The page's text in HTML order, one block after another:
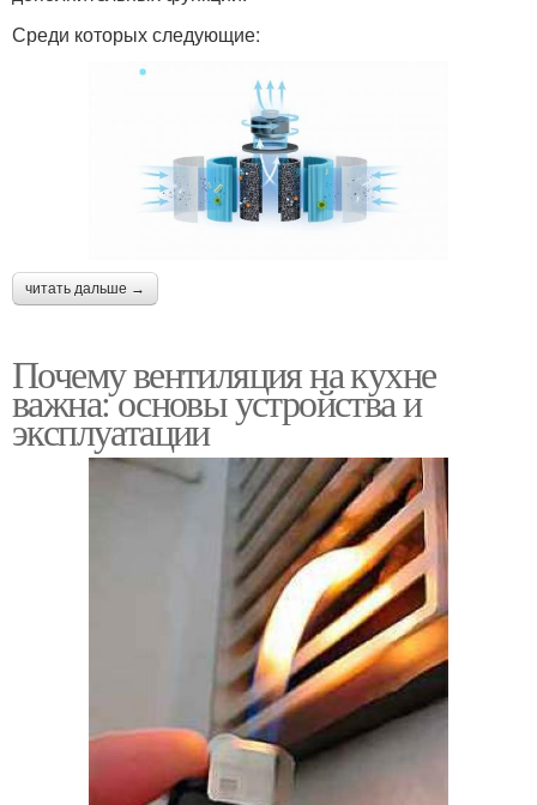
Среди которых следующие:
читать дальше →
Почему вентиляция на кухне
важна: основы устройства и
эксплуатации